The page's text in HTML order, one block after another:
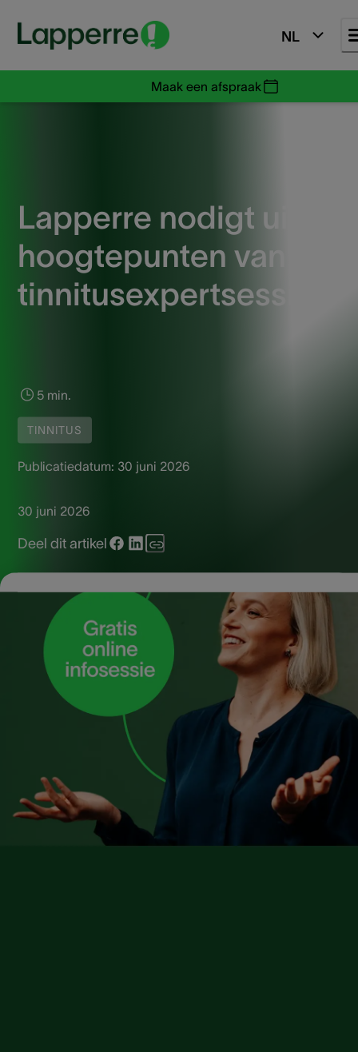
NL
Maak een afspraak
Lapperre nodigt uit: de
hoogtepunten van
tinnitusexpertsessie
5 min.
TINNITUS
Publicatiedatum: 30 juni 2026
30 juni 2026
Deel dit artikel
De zomer en het festivalseizoen zijn hét moment waarop
intens genieten van muziek en sfeer. Tegelijk is het ook een
periode waarin ons gehoor extra onder druk komt te staan.
Net dan is het extra belangrijk om je gehoor te beschermen
om blijvende schade, zoals tinnitus, te voorkomen.
In onze meest recente ‘Lapperre nodigt uit’ infosessie gaf
Prof. Laure Jacquemin, audioloog in het UZA, een aantal
heldere en concrete tips.
Het cocktailparty-effect
Gehoorschade begint vaak sluipend, en laat zich
subtiel opmerken. De eerste signalen van gehoorschade